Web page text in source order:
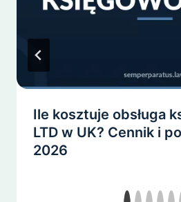
Ile kosztuje obsługa
LTD w UK? Cennik i
2026